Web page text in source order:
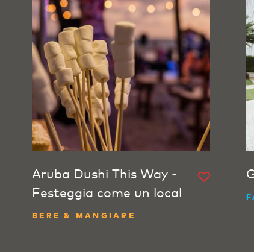
Aruba Dushi This Way -
Festeggia come un local
BERE & MANGIARE